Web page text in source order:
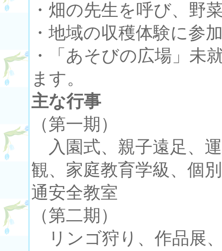
・畑の先生を呼び、野
・地域の収穫体験に参
・「あそびの広場」未
ます。
主な行事
（第一期）
入園式、親子遠足、
観、家庭教育学級、個
通安全教室
（第二期）
リンゴ狩り、作品展